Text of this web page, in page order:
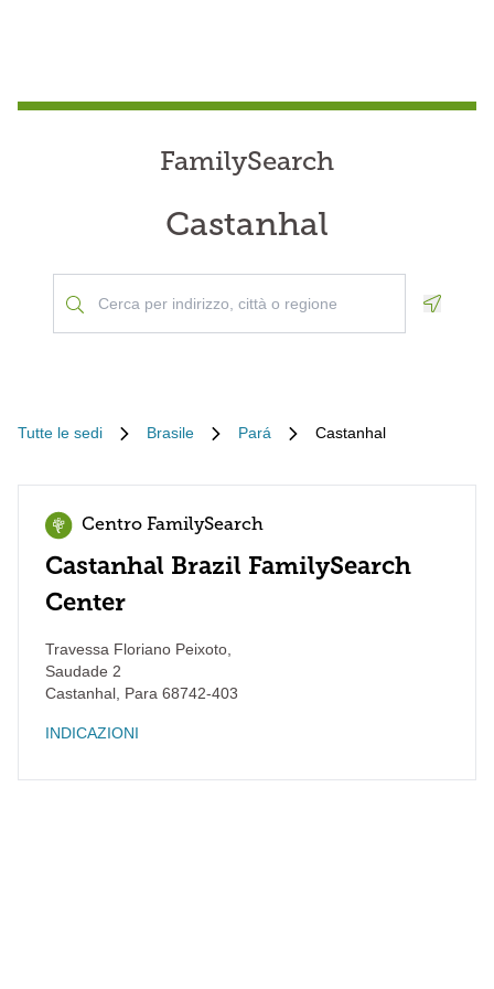
FamilySearch
Castanhal
Tutte le sedi Brasile Pará Castanhal
Centro FamilySearch
Castanhal Brazil FamilySearch
Center
Travessa Floriano Peixoto,
Saudade 2
Castanhal Para 68742-403
INDICAZIONI